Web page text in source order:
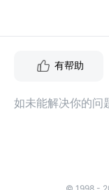
有帮助
如未能解决你的问